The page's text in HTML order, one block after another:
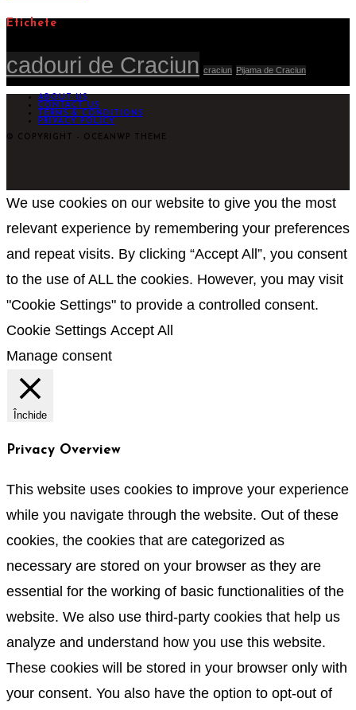
Etichete
cadouri de Craciun craciun Pijama de Craciun
ABOUT US
CONTACT US
TERMS & CONDITIONS
PRIVACY POLICY
© COPYRIGHT - OCEANWP THEME
We use cookies on our website to give you the most
relevant experience by remembering your preferences
and repeat visits. By clicking “Accept All”, you consent
to the use of ALL the cookies. However, you may visit
"Cookie Settings" to provide a controlled consent.
Cookie Settings Accept All
Manage consent
Închide
Privacy Overview
This website uses cookies to improve your experience
while you navigate through the website. Out of these
cookies, the cookies that are categorized as
necessary are stored on your browser as they are
essential for the working of basic functionalities of the
website. We also use third-party cookies that help us
analyze and understand how you use this website.
These cookies will be stored in your browser only with
your consent. You also have the option to opt-out of